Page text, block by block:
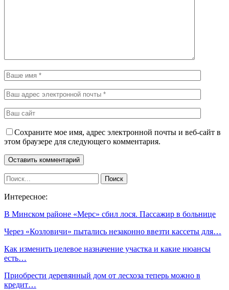
Сохраните мое имя, адрес электронной почты и веб-сайт в
этом браузере для следующего комментария.
Интересное:
В Минском районе «Мерс» сбил лося. Пассажир в больнице
Через «Козловичи» пытались незаконно ввезти кассеты для…
Как изменить целевое назначение участка и какие нюансы
есть…
Приобрести деревянный дом от лесхоза теперь можно в
кредит…